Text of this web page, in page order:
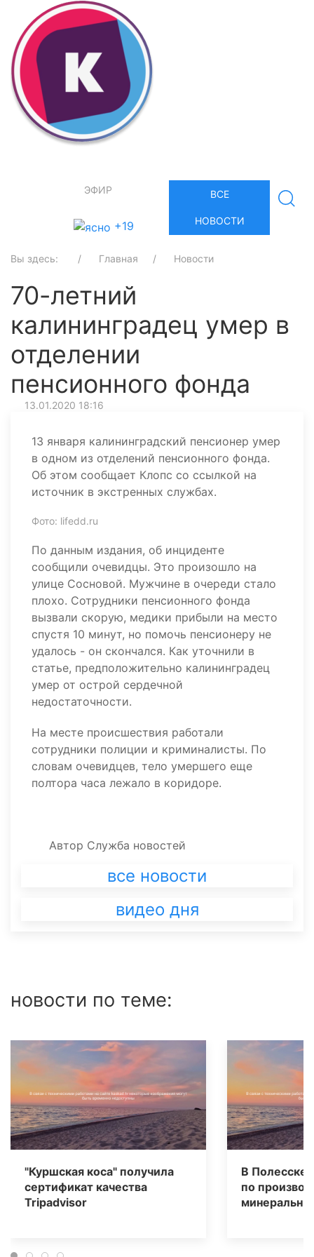
ЭФИР
+19
ВСЕ
НОВОСТИ
Вы здесь: Главная Новости
70-летний
калининградец умер в
отделении
пенсионного фонда
13.01.2020 18:16
13 января калининградский пенсионер умер
в одном из отделений пенсионного фонда.
Об этом сообщает Клопс со ссылкой на
источник в экстренных службах.
Фото: lifedd.ru
По данным издания, об инциденте
сообщили очевидцы. Это произошло на
улице Сосновой. Мужчине в очереди стало
плохо. Сотрудники пенсионного фонда
вызвали скорую, медики прибыли на место
спустя 10 минут, но помочь пенсионеру не
удалось - он скончался. Как уточнили в
статье, предположительно калининградец
умер от острой сердечной
недостаточности.
На месте происшествия работали
сотрудники полиции и криминалисты. По
словам очевидцев, тело умершего еще
полтора часа лежало в коридоре.
Автор Служба новостей
все новости
видео дня
новости по теме:
"Куршская коса" получила
сертификат качества
Tripаdvisor
В Полесске
по